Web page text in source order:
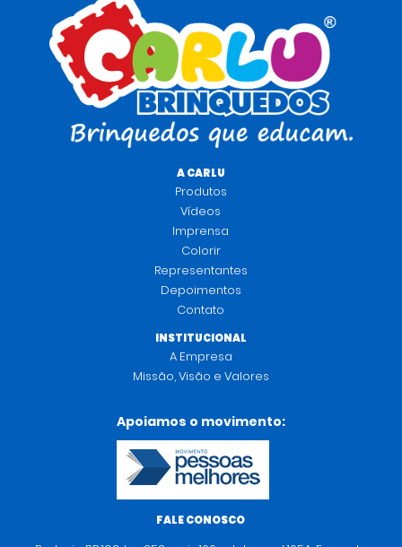
A CARLU
Produtos
Vídeos
Imprensa
Colorir
Representantes
Depoimentos
Contato
INSTITUCIONAL
A Empresa
Missão, Visão e Valores
Apoiamos o movimento:
FALE CONOSCO